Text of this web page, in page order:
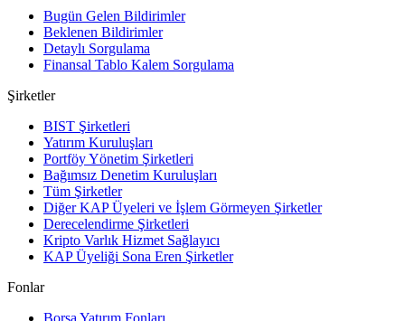
Bugün Gelen Bildirimler
Beklenen Bildirimler
Detaylı Sorgulama
Finansal Tablo Kalem Sorgulama
Şirketler
BIST Şirketleri
Yatırım Kuruluşları
Portföy Yönetim Şirketleri
Bağımsız Denetim Kuruluşları
Tüm Şirketler
Diğer KAP Üyeleri ve İşlem Görmeyen Şirketler
Derecelendirme Şirketleri
Kripto Varlık Hizmet Sağlayıcı
KAP Üyeliği Sona Eren Şirketler
Fonlar
Borsa Yatırım Fonları